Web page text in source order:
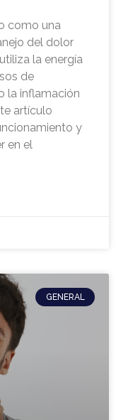
como una
del dolor
la energía
de
la inflamación
artículo
y
en el
GENERAL